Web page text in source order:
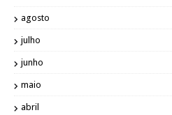
agosto
julho
junho
maio
abril